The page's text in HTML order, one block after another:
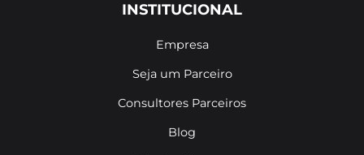
INSTITUCIONAL
Empresa
Seja um Parceiro
Consultores Parceiros
Blog